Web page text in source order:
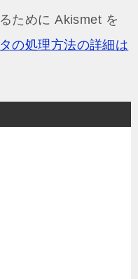
ために Akismet を
の処理方法の詳細は